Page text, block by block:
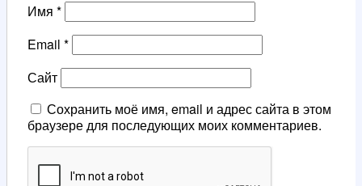
Имя *
Email *
Сайт
Сохранить моё имя, email и адрес сайта в этом
браузере для последующих моих комментариев.